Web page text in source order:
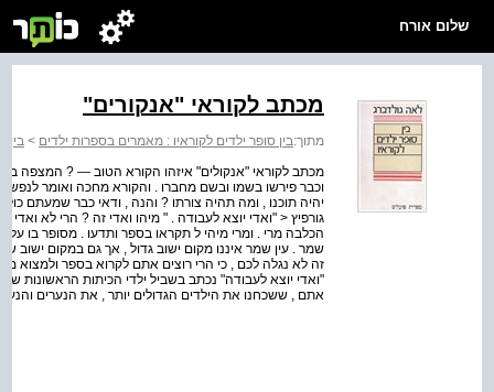
שלום אורח
מכתב לקוראי "אנקורים"
מתוך:בין סופר ילדים לקוראיו : מאמרים בספרות ילדים > בין
מכתב לקוראי "אנקולים" איזהו הקורא הטוב — ? המצפה
וכבר פירשו בשמו ובשם מחברו . והקורא מחכה ואומר
יהיה תוכנו , ומה תהיה צורתו ? והנה , ודאי כבר שמעתם
גורפיץ < "ואדי יוצא לעבודה . " מיהו ואדי זה ? הרי לא
הכלבה מרי . ומרי מיהי ל תקראו בספר ותדעו . מסופר בו על
שמר . עין שמר איננו מקום ישוב גדול , אך גם במקום ישוב
זה לא נגלה לכם , כי הרי רוצים אתם לקרוא בספר ולמצוא
"ואדי יוצא לעבודה" נכתב בשביל ילדי הכיתות הראשונות של
אתם , ששכחנו את הילדים הגדולים יותר , את הנערים